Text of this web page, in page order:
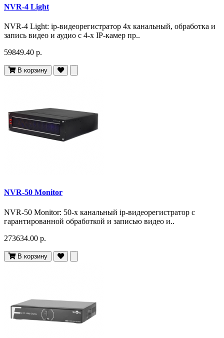
NVR-4 Light
NVR-4 Light: ip-видеорегистратор 4х канальный, обработка и
запись видео и аудио с 4-х IP-камер пр..
59849.40 р.
В корзину
NVR-50 Monitor
NVR-50 Monitor: 50-х канальный ip-видеорегистратор с
гарантированной обработкой и записью видео и..
273634.00 р.
В корзину